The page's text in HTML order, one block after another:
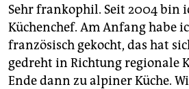
Sehr frankophil. Seit 2004 bin
Küchenchef. Am Anfang habe
französisch gekocht, das hat
gedreht in Richtung regionale
Ende dann zu alpiner Küche.